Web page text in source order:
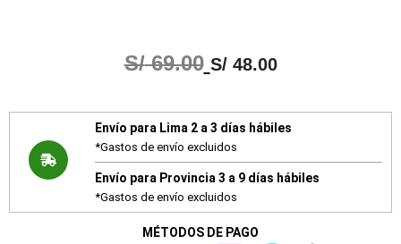
S/69.00 S/48.00
Envío para Lima 2 a 3 días hábiles
*Gastos de envío excluidos
Envío para Provincia 3 a 9 días hábiles
*Gastos de envío excluidos
MÉTODOS DE PAGO